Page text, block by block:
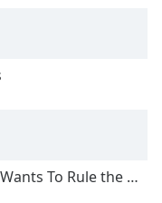
To Rule the World